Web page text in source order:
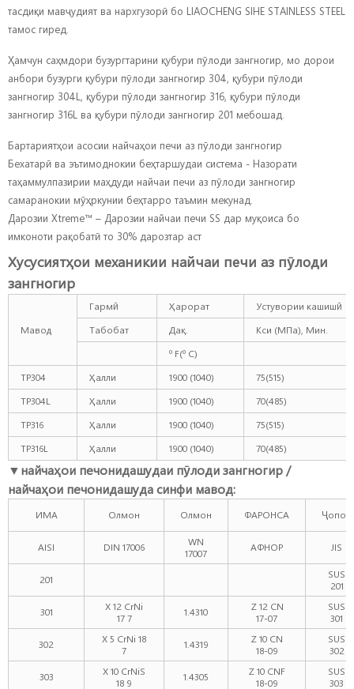
тасдиқи мавҷудият ва нархгузорӣ бо LIAOCHENG SIHE STAINLESS STEEL
тамос гиред.
Ҳамчун саҳмдори бузургтарини қубури пӯлоди зангногир, мо дорои
анбори бузурги қубури пӯлоди зангногир 304, қубури пӯлоди
зангногир 304L, қубури пӯлоди зангногир 316, қубури пӯлоди
зангногир 316L ва қубури пӯлоди зангногир 201 мебошад.
Бартариятҳои асосии найчаҳои печи аз пӯлоди зангногир
Бехатарӣ ва эътимоднокии беҳтаршудаи система - Назорати
таҳаммулпазирии маҳдуди найчаи печи аз пӯлоди зангногир
самаранокии мӯҳркунии беҳтарро таъмин мекунад.
Дарозии Xtreme™ – Дарозии найчаи печи SS дар муқоиса бо
имконоти рақобатӣ то 30% дарозтар аст
Хусусиятҳои механикии найчаи печи аз пӯлоди
зангногир
Мавод
Гармӣ Ҳарорат
Устувории кашишӣ
Табобат
Дақ.
Кси (МПа), Мин.
º F(º C)
TP304
Ҳалли 1900 (1040)
75(515)
TP304L
Ҳалли 1900 (1040)
70(485)
TP316
Ҳалли 1900 (1040)
75(515)
TP316L
Ҳалли 1900 (1040) 70(485)
▼найчаҳои печонидашудаи пӯлоди зангногир /
найчаҳои печонидашуда синфи мавод:
ИМА Олмон Олмон ФАРОНСА Ҷопон
AISI DIN 17006
WN
17007
АФНОР JIS
201
SUS
201
301
X 12 CrNi
17 7
1.4310
Z 12 CN
17-07
SUS
301
302
X 5 CrNi 18
7
1.4319
Z 10 CN
18-09
SUS
302
303
X 10 CrNiS
18 9
1.4305
Z 10 CNF
18-09
SUS
303